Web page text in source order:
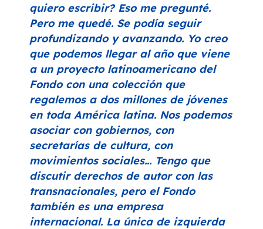
quiero escribir? Eso me pregunté.
Pero me quedé. Se podía seguir
profundizando y avanzando. Yo creo
que podemos llegar al año que viene
a un proyecto latinoamericano del
Fondo con una colección que
regalemos a dos millones de jóvenes
en toda América latina. Nos podemos
asociar con gobiernos, con
secretarías de cultura, con
movimientos sociales… Tengo que
discutir derechos de autor con las
transnacionales, pero el Fondo
también es una empresa
internacional. La única de izquierda